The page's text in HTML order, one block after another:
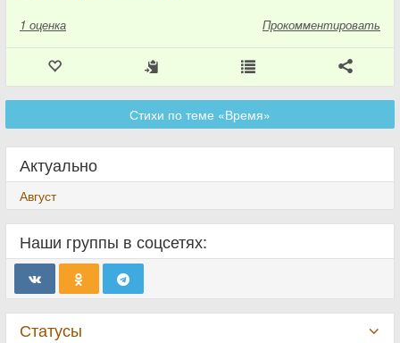
1 оценка Прокомментировать
Стихи по теме «Время»
Актуально
Август
Наши группы в соцсетях:
Статусы